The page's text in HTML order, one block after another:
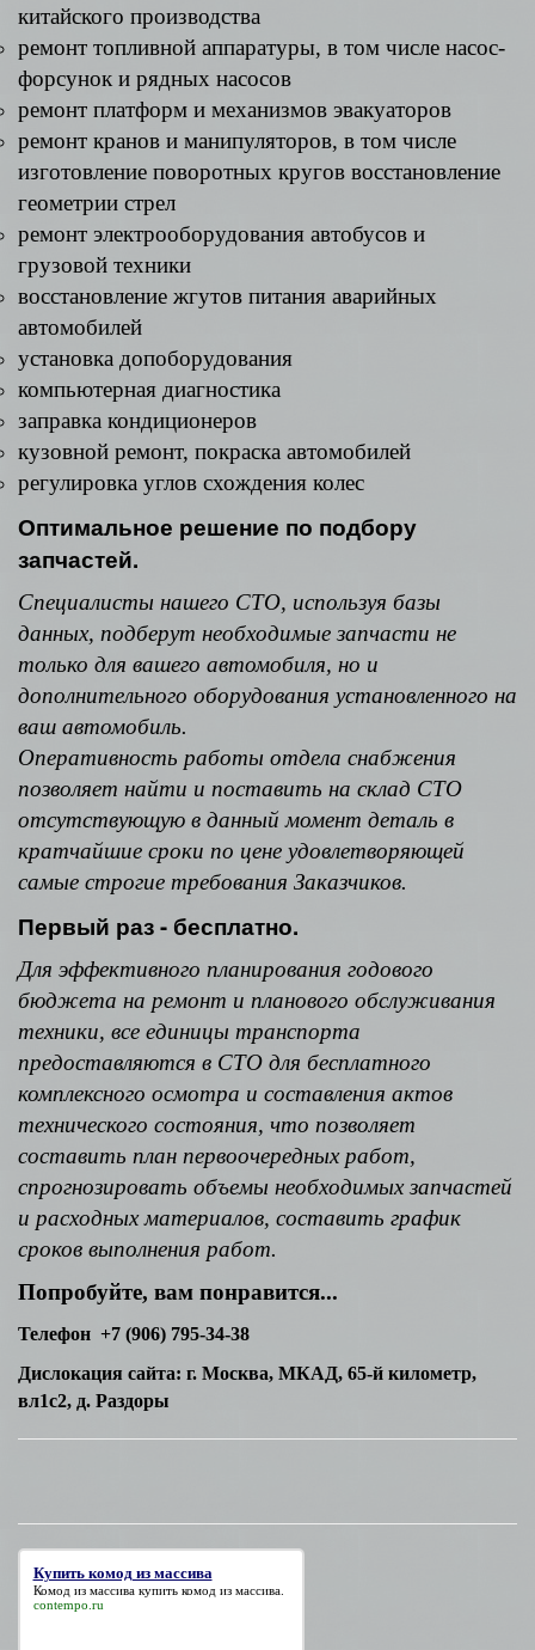
китайского производства
ремонт топливной аппаратуры, в том числе насос-
форсунок и рядных насосов
ремонт платформ и механизмов эвакуаторов
ремонт кранов и манипуляторов, в том числе
изготовление поворотных кругов восстановление
геометрии стрел
ремонт электрооборудования автобусов и
грузовой техники
восстановление жгутов питания аварийных
автомобилей
установка допоборудования
компьютерная диагностика
заправка кондиционеров
кузовной ремонт, покраска автомобилей
регулировка углов схождения колес
Оптимальное решение по подбору
запчастей.
Специалисты нашего СТО, используя базы
данных, подберут необходимые запчасти не
только для вашего автомобиля, но и
дополнительного оборудования установленного на
ваш автомобиль.
Оперативность работы отдела снабжения
позволяет найти и поставить на склад СТО
отсутствующую в данный момент деталь в
кратчайшие сроки по цене удовлетворяющей
самые строгие требования Заказчиков.
Первый раз - бесплатно.
Для эффективного планирования годового
бюджета на ремонт и планового обслуживания
техники, все единицы транспорта
предоставляются в СТО для бесплатного
комплексного осмотра и составления актов
технического состояния, что позволяет
составить план первоочередных работ,
спрогнозировать объемы необходимых запчастей
и расходных материалов, составить график
сроков выполнения работ.
Попробуйте, вам понравится...
Телефон +7 (906) 795-34-38
Дислокация сайта: г. Москва, МКАД, 65-й километр,
вл1с2, д. Раздоры
Купить комод из массива
Комод из массива купить комод из массива.
contempo.ru